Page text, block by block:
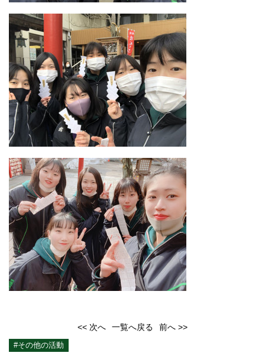
<< 次へ 一覧へ戻る 前へ >>
#その他の活動